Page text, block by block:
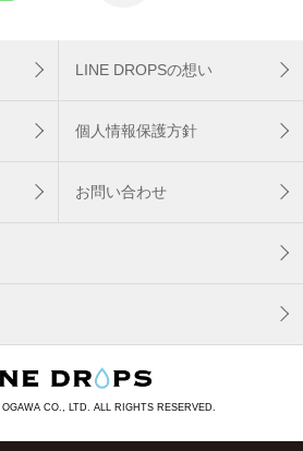
LINE DROPSの想い
個人情報保護方針
お問い合わせ
CO., LTD. ALL RIGHTS RESERVED.